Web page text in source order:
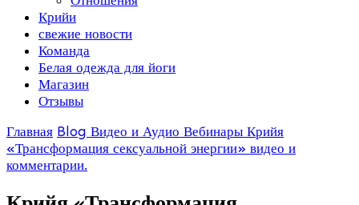
Крийи
свежие новости
Команда
Белая одежда для йоги
Магазин
Отзывы
Главная Blog Видео и Аудио Вебинары Крийя
«Трансформация сексуальной энергии» видео и
комментарии.